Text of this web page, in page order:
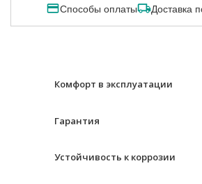
Способы оплаты Доставка
Комфорт в эксплуатации
Гарантия
Устойчивость к коррозии